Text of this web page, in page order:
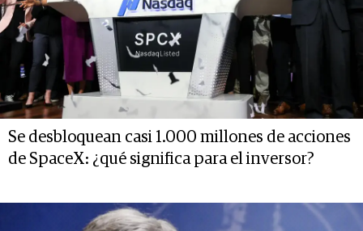
Se desbloquean casi 1.000 millones de acciones
de SpaceX: ¿qué significa para el inversor?